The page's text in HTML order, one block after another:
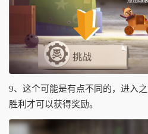
9、这个可能是有点不同的，进入
胜利才可以获得奖励。